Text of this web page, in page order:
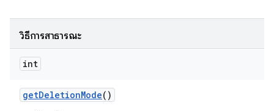
วิธีการสาธารณะ
int
getDeletionMode()